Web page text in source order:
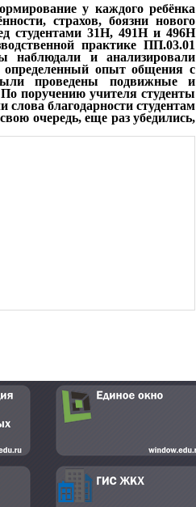
у каждого ребёнка
страхов, боязни нового
студентами 31Н, 491Н и 496Н
практике ПП.03.01
наблюдали и анализировали
определенный опыт общения с
проведены подвижные и
поручению учителя студенты
благодарности студентам
очередь, еще раз убедились,